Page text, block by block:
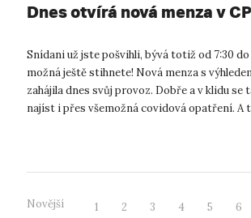
Dnes otvírá nová menza v
Snídani už jste pošvihli, bývá totiž od 7:30 do
možná ještě stihnete! Nová menza s
zahájila dnes svůj provoz. Dobře a v klidu se
najíst i přes všemožná covidová opatření. A
Novější 1 2 3 4 5 6